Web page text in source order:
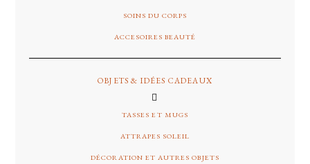
SOINS DU CORPS
ACCESOIRES BEAUTÉ
OBJETS & IDÉES CADEAUX
TASSES ET MUGS
ATTRAPES SOLEIL
DÉCORATION ET AUTRES OBJETS